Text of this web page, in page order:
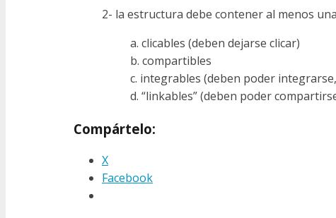
2- la estructura debe contener al menos
a. clicables (deben dejarse clicar)
b. compartibles
c. integrables (deben poder
d. “linkables” (deben poder
Compártelo:
X
Facebook